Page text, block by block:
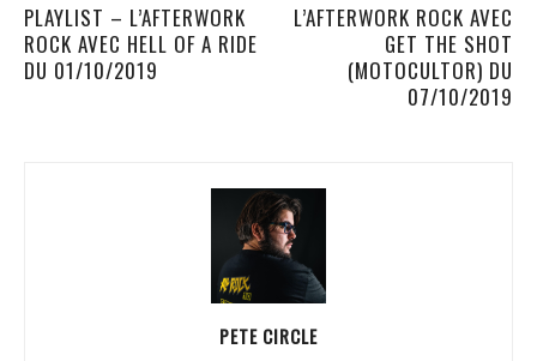
PLAYLIST – L’AFTERWORK
ROCK AVEC HELL OF A RIDE
DU 01/10/2019
L’AFTERWORK ROCK AVEC
GET THE SHOT
(MOTOCULTOR) DU
07/10/2019
PETE CIRCLE